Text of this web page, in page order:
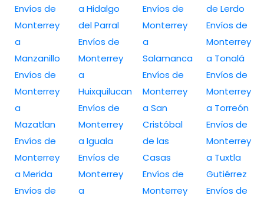
Envíos de
Monterrey
a
Manzanillo
Envíos de
Monterrey
a
Mazatlan
Envíos de
Monterrey
a Merida
Envíos de
a Hidalgo
del Parral
Envíos de
Monterrey
a
Huixquilucan
Envíos de
Monterrey
a Iguala
Envíos de
Monterrey
a
Envíos de
Monterrey
a
Salamanca
Envíos de
Monterrey
a San
Cristóbal
de las
Casas
Envíos de
Monterrey
de Lerdo
Envíos de
Monterrey
a Tonalá
Envíos de
Monterrey
a Torreón
Envíos de
Monterrey
a Tuxtla
Gutiérrez
Envíos de